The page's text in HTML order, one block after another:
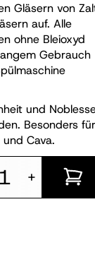
Gläsern von
auf. Alle
ohne Bleioxyd
Gebrauch
und
Besonders
Cava.
+